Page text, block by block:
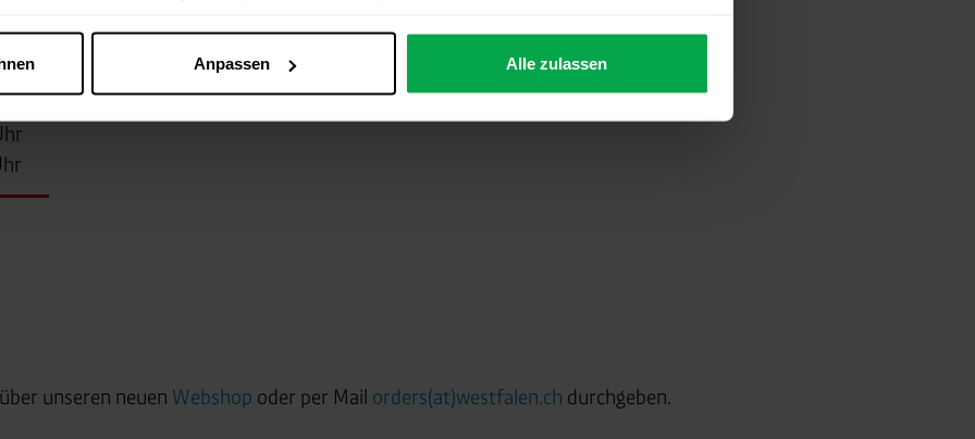
Dienste der Westfalen-Gruppe, die ein gemeinsames Consent-Management-System
domainübergreifend erkannt und respektiert, damit Sie nicht auf jeder Plattform erneut
hub.westfalen.com
Anpassen Alle zulassen
unseren neuen Webshop oder per Mail orders(at)westfalen.ch durchgeben.